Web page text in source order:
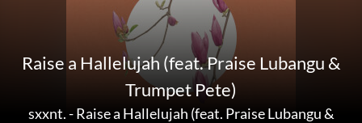
Raise a Hallelujah (feat. Praise Lubangu &
Trumpet Pete)
sxxnt.-Raise a Hallelujah (feat. Praise Lubangu &